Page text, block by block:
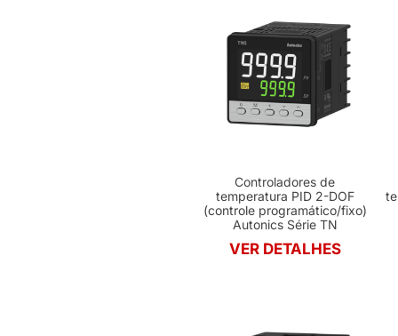
Controladores de
temperatura PID 2-DOF
(controle programático/fixo)
Autonics Série TN
VER DETALHES